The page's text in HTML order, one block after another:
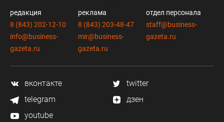
редакция
8 (843) 202-12-10
info@business-
gazeta.ru
реклама
8 (843) 203-48-47
mir@business-
gazeta.ru
отдел персонала
staff@business-
gazeta.ru
вконтакте
twitter
telegram
дзен
youtube